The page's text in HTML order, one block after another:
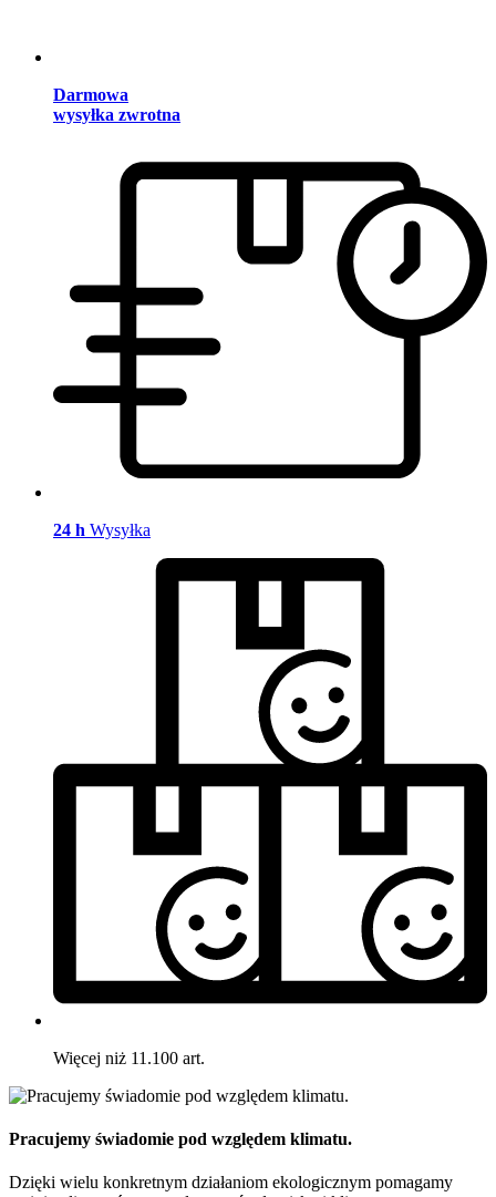
Darmowa
wysyłka zwrotna
24 h Wysyłka
Więcej niż 11.100 art.
Pracujemy świadomie pod względem klimatu.
Dzięki wielu konkretnym działaniom ekologicznym pomagamy